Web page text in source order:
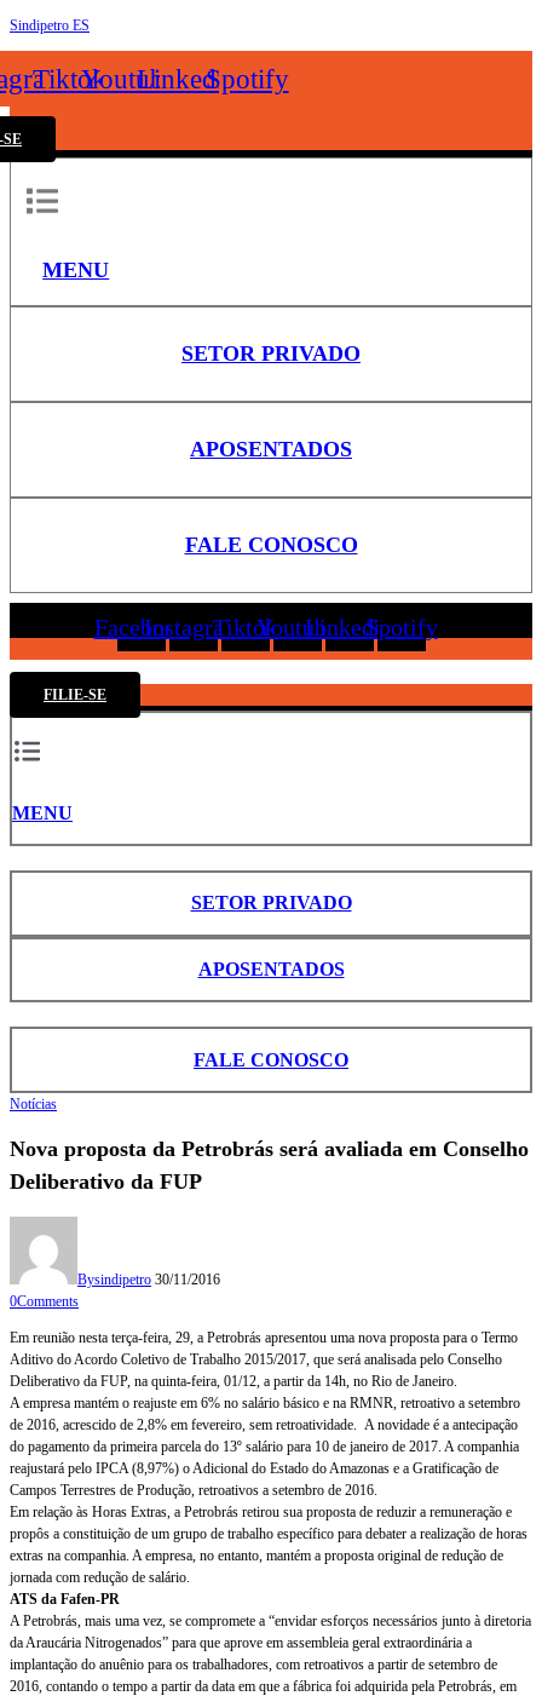
Sindipetro ES
TiktokYoutubeLinkedinSpotify
MENU
SETOR PRIVADO
APOSENTADOS
FALE CONOSCO
FacebookInstagramTiktokYoutubeLinkedinSpotify
FILIE-SE
MENU
SETOR PRIVADO
APOSENTADOS
FALE CONOSCO
Notícias
Nova proposta da Petrobrás será avaliada em Conselho
Deliberativo da FUP
Bysindipetro 30/11/2016
0Comments
Em reunião nesta terça-feira, 29, a Petrobrás apresentou uma nova proposta para o Termo
Aditivo do Acordo Coletivo de Trabalho 2015/2017, que será analisada pelo Conselho
Deliberativo da FUP, na quinta-feira, 01/12, a partir da 14h, no Rio de Janeiro.
A empresa mantém o reajuste em 6% no salário básico e na RMNR, retroativo a setembro
de 2016, acrescido de 2,8% em fevereiro, sem retroatividade. A novidade é a antecipação
do pagamento da primeira parcela do 13º salário para 10 de janeiro de 2017. A companhia
reajustará pelo IPCA (8,97%) o Adicional do Estado do Amazonas e a Gratificação de
Campos Terrestres de Produção, retroativos a setembro de 2016.
Em relação às Horas Extras, a Petrobrás retirou sua proposta de reduzir a remuneração e
propôs a constituição de um grupo de trabalho específico para debater a realização de horas
extras na companhia. A empresa, no entanto, mantém a proposta original de redução de
jornada com redução de salário.
ATS da Fafen-PR
A Petrobrás, mais uma vez, se compromete a “envidar esforços necessários junto à diretoria
da Araucária Nitrogenados” para que aprove em assembleia geral extraordinária a
implantação do anuênio para os trabalhadores, com retroativos a partir de setembro de
2016, contando o tempo a partir da data em que a fábrica foi adquirida pela Petrobrás, em